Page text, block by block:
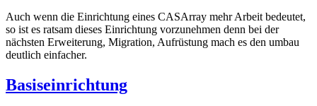
Auch wenn die Einrichtung eines CASArray mehr Arbeit bedeutet,
so ist es ratsam dieses Einrichtung vorzunehmen denn bei der
nächsten Erweiterung, Migration, Aufrüstung mach es den umbau
deutlich einfacher.
Basiseinrichtung